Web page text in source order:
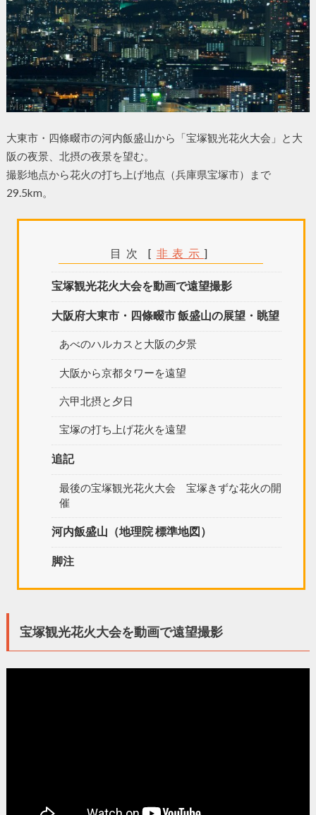
大東市・四條畷市の河内飯盛山から「宝塚観光花火大会」と大
阪の夜景、北摂の夜景を望む。
撮影地点から花火の打ち上げ地点（兵庫県宝塚市）まで
29.5km。
目次 [ 非表示 ]
宝塚観光花火大会を動画で遠望撮影
大阪府大東市・四條畷市 飯盛山の展望・眺望
あべのハルカスと大阪の夕景
大阪から京都タワーを遠望
六甲北摂と夕日
宝塚の打ち上げ花火を遠望
追記
最後の宝塚観光花火大会 宝塚きずな花火の開
催
河内飯盛山（地理院 標準地図）
脚注
宝塚観光花火大会を動画で遠望撮影